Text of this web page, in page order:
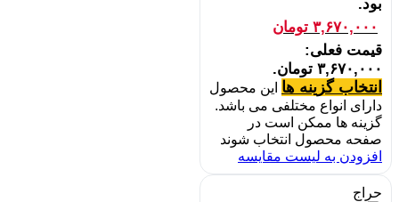
بود.
۳,۶۷۰,۰۰۰ تومان
قیمت فعلی:
۳,۶۷۰,۰۰۰ تومان.
انتخاب گزینه ها این محصول
دارای انواع مختلفی می باشد.
گزینه ها ممکن است در
صفحه محصول انتخاب شوند
افزودن به لیست مقایسه
حراج